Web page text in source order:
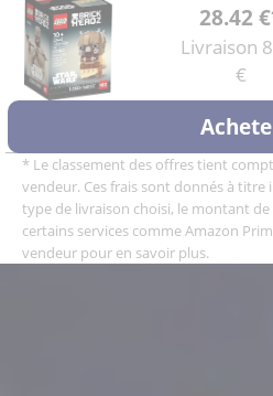
28.42
Livraison
€
* Le classement des offres tient
vendeur. Ces frais sont donnés à
type de livraison choisi, le montant
certains services comme Amazon
vendeur pour en savoir plus.